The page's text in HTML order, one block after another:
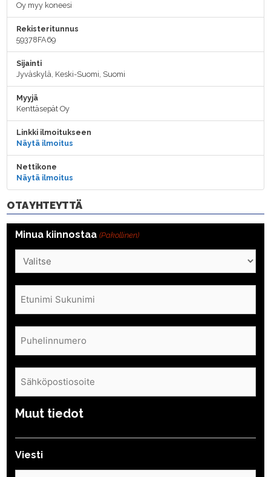
Oy myy koneesi
Rekisteritunnus
59378FA69
Sijainti
Jyväskylä, Keski-Suomi, Suomi
Myyjä
Kenttäsepät Oy
Linkki ilmoitukseen
Näytä ilmoitus
Nettikone
Näytä ilmoitus
OTA YHTEYTTÄ
Minua kiinnostaa (Pakollinen)
Nimi
(Pakollinen)
Puhelin
(Pakollinen)
Sähköposti
(Pakollinen)
Muut tiedot
Viesti